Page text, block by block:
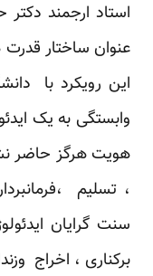
استاد ارجمند دکتر
عنوان ساختار
این رویکرد با
وابستگی به یک
هویت هرگز حاضر
، تسلیم
سنت گرایان
برکناری ، اخراج